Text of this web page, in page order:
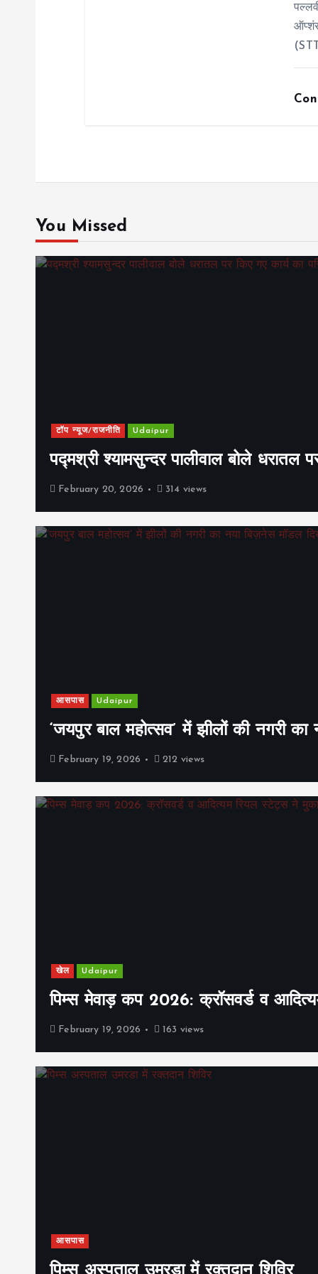
You Missed
टॉप न्यूज/राजनीति Udaipur
पद्मश्री श्यामसुन्दर पालीवाल बोले धरातल
February 20, 2026 314 views
आसपास Udaipur
‘जयपुर बाल महोत्सव’ में झीलों की नगरी
February 19, 2026 212 views
खेल Udaipur
पिम्स मेवाड़ कप 2026: क्रॉसवर्ड व
February 19, 2026 163 views
आसपास